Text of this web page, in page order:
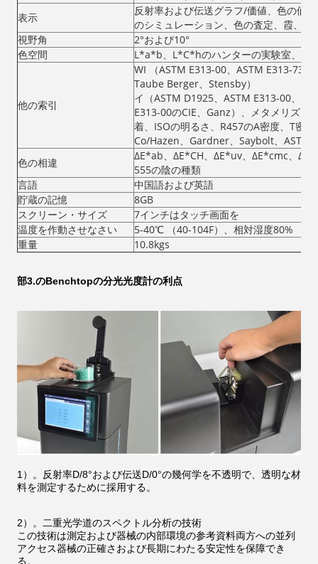
表示
反射率および伝送グラフ/価値、色の価
のシミュレーション、色の査定、霞、液
視野角
2°および10°
色空間
L*a*b、L*C*hのハンターの実験室、Yxy
他の索引
WI （ASTM E313-00、ASTM E313-73、
Taube Berger、Stensby）
イ（ASTM D1925、ASTM E313-00、
E313-00のCIE、Ganz）、メタメリズ
着、ISOの明るさ、R457のA密度、T密
Co/Hazen、Gardner、Saybolt、ASTM
色の相違
ΔE*ab、ΔE*CH、ΔE*uv、ΔE*cmc、
555の陰の種類
言語
中国語および英語
貯蔵の記憶
8GB
スクリーン・サイズ
7インチはタッチ画面を
温度を作動させなさい
5-40℃ （40-104F）、相対湿度80% （
重量
10.8kgs
部3.のBenchtopの分光光度計の利点
1）。反射率D/8°および伝送D/0°の幾何学を不透明で、透明な材
料を測定するために採用する。
2）。二重光学道のスペクトル分析の技術
この技術は測定および器械の内部環境の参考資料両方への並列
アクセス器械の正確さおよび長期にわたる安定性を保障でき
る。